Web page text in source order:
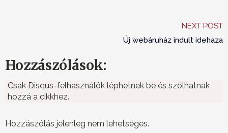
NEXT POST
Új webáruház indult idehaza
Hozzászólások:
Csak Disqus-felhasználók léphetnek be és szólhatnak
hozzá a cikkhez.
Hozzászólás jelenleg nem lehetséges.